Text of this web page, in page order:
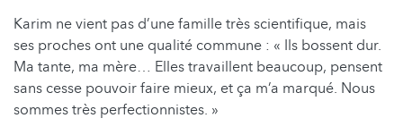
Karim ne vient pas d’une famille très scientifique, mais
ses proches ont une qualité commune : « Ils bossent dur.
Ma tante, ma mère… Elles travaillent beaucoup, pensent
sans cesse pouvoir faire mieux, et ça m’a marqué. Nous
sommes très perfectionnistes. »